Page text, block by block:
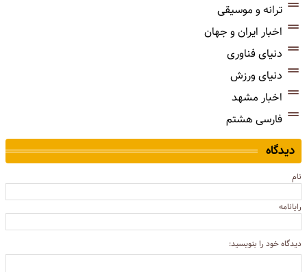
ترانه و موسیقی
اخبار ایران و جهان
دنیای فناوری
دنیای ورزش
اخبار مشهد
فارسی هشتم
دیدگاه
نام
رایانامه
دیدگاه خود را بنویسید: